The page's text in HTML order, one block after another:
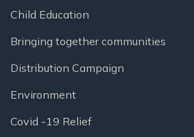
Child Education
Bringing together communities
Distribution Campaign
Environment
Covid -19 Relief